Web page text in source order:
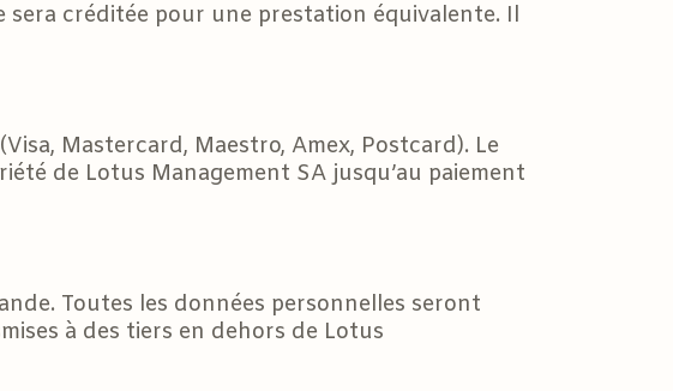
créditée pour une prestation équivalente. Il
Mastercard, Maestro, Amex, Postcard). Le
de Lotus Management SA jusqu’au paiement
Toutes les données personnelles seront
à des tiers en dehors de Lotus